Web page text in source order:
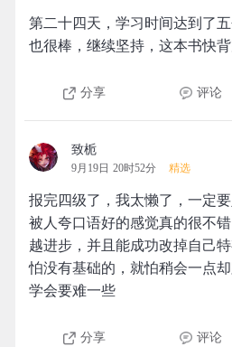
第二十四天，学习时间达到了
也很棒，继续坚持，这本书快
分享 评论
致栀
9月19日 20时52分 精选
报完四级了，我太懒了，一定
被人夸口语好的感觉真的很不
越进步，并且能成功改掉自己
怕没有基础的，就怕稍会一点
学会要难一些
分享 评论